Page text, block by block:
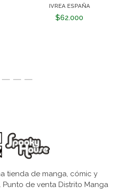
IVREA ESPAÑA
$62.000
tienda de manga, cómic y
de venta Distrito Manga